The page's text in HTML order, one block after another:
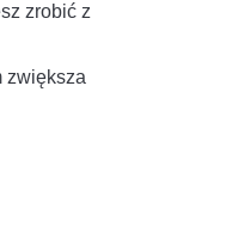
zrobić z
zwiększa